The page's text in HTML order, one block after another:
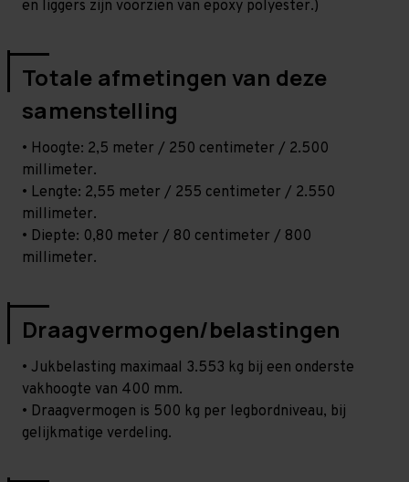
en liggers zijn voorzien van epoxy polyester.)
Totale afmetingen van deze
samenstelling
• Hoogte: 2,5 meter / 250 centimeter / 2.500
millimeter.
• Lengte: 2,55 meter / 255 centimeter / 2.550
millimeter.
• Diepte: 0,80 meter / 80 centimeter / 800
millimeter.
Draagvermogen/belastingen
• Jukbelasting maximaal 3.553 kg bij een onderste
vakhoogte van 400 mm.
• Draagvermogen is 500 kg per legbordniveau, bij
gelijkmatige verdeling.